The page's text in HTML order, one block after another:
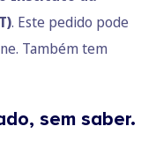
. Este pedido pode
. Também tem
sem saber.